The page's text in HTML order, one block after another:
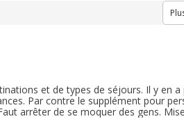
et de types de séjours. Il y en
Par contre le supplément pour
arrêter de se moquer des gens.
hotels. Par contre places l’île